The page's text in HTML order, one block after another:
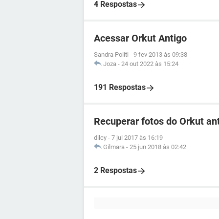
4 Respostas
Acessar Orkut Antigo
Sandra Politi - 9 fev 2013 às 09:38
Joza - 24 out 2022 às 15:24
191 Respostas
Recuperar fotos do Orkut
dilcy - 7 jul 2017 às 16:19
Gilmara - 25 jun 2018 às 02:42
2 Respostas